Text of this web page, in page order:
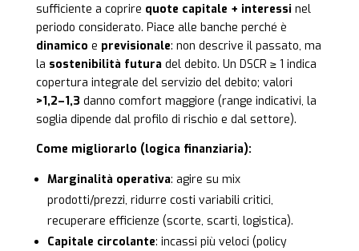
sufficiente a coprire quote capitale + interessi nel
periodo considerato. Piace alle banche perché è
dinamico e previsionale: non descrive il passato, ma
la sostenibilità futura del debito. Un DSCR ≥ 1 indica
copertura integrale del servizio del debito; valori
>1,2–1,3 danno comfort maggiore (range indicativi, la
soglia dipende dal profilo di rischio e dal settore).
Come migliorarlo (logica finanziaria):
Marginalità operativa: agire su mix
prodotti/prezzi, ridurre costi variabili critici,
recuperare efficienze (scorte, scarti, logistica).
Capitale circolante: incassi più veloci (policy